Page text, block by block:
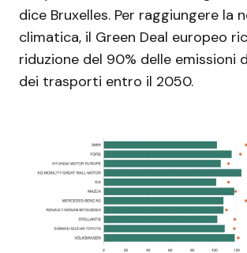
dice Bruxelles. Per raggiungere la
climatica, il Green Deal europeo
riduzione del 90% delle emissioni
dei trasporti entro il 2050.